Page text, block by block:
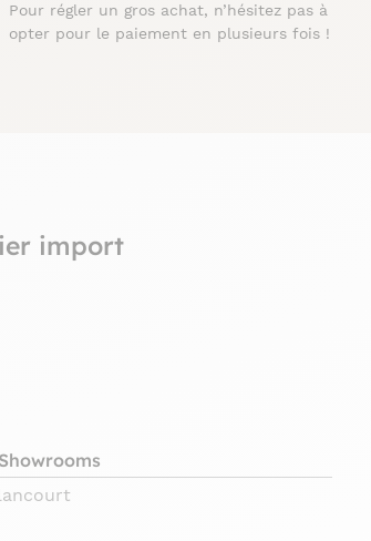
Pour régler un gros achat, n’hésitez pas à
opter pour le paiement en plusieurs fois !
import